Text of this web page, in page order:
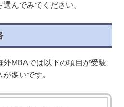
んでみてください。
MBAでは以下の項目が受験
多いです。